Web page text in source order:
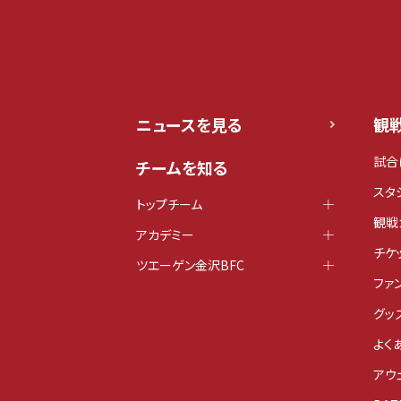
ニュースを見る
チームを知る
トップチーム
アカデミー
ツエーゲン金沢BFC
観
試合
スタ
観戦
チケ
ファ
グッ
よく
アウ